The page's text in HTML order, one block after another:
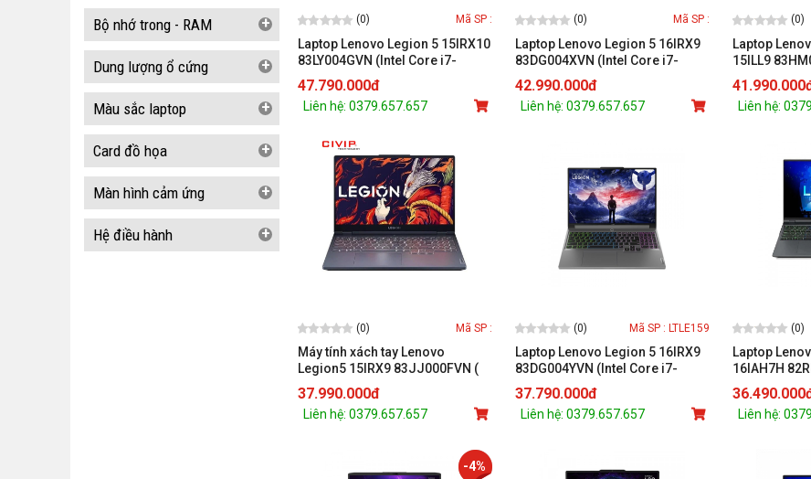
(0) Mã SP :
Laptop Lenovo Legion 5 15IRX10
83LY004GVN (Intel Core i7-
14700HX /RTX 5070 8GB/15.1
WQXGA OLED 165Hz /24GB/1TB
/Win 11/Office/Đen)
47.790.000đ
Liên hệ: 0379.657.657
(0) Mã SP :
Laptop Lenovo Legion 5 16IRX9
83DG004XVN (Intel Core i7-
13650HX/ 16 inch WQXGA
165Hz/ RTX 4060/ 16GB/ 512GB
SSD/ Win 11/ Grey)
42.990.000đ
Liên hệ: 0379.657.657
(0)
Laptop
15ILL9
Ultra 7 258V/
Arc/15.3
/Office /Xám)
Liên hệ:
(0) Mã SP :
Máy tính xách tay Lenovo
Legion5 15IRX9 83JJ000FVN (
(Core i7-13650HX | RAM 24GB
DDR5 | SSD 512GB Gen4 | RTX-
4060 8GB | 15.6
37.990.000đ
Liên hệ: 0379.657.657
(0) Mã SP : LTLE159
Laptop Lenovo Legion 5 16IRX9
83DG004YVN (Intel Core i7-
14650HX/16 inch WQXGA
165Hz/RTX 4060/16GB /512GB
SSD/Win 11/Grey)
37.790.000đ
Liên hệ: 0379.657.657
(0)
Laptop
16IAH7H
12700H/
6GB/16 inch
11/Xám)
Liên hệ:
-4%
Bộ nhớ trong - RAM +
Dung lượng ổ cứng +
Màu sắc laptop +
Card đồ họa +
Màn hình cảm ứng +
Hệ điều hành +